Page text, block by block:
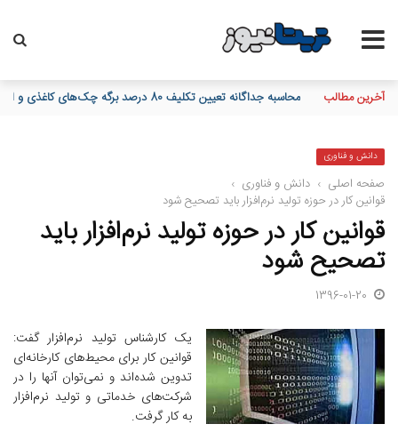
آخرین مطالب محاسبه جداگانه تعیین تکلیف 80 درصد برگه چک‌های کاغذی و الکترونیکی هنگام درخواست دسته چک
دانش و فناوری
صفحه اصلی › دانش و فناوری ›
قوانین کار در حوزه تولید نرم‌افزار باید تصحیح شود
قوانین کار در حوزه تولید نرم‌افزار باید
تصحیح شود
1396-01-20
یک کارشناس تولید نرم‌افزار گفت:
قوانین کار برای محیط‌های کارخانه‌ای
تدوین شده‌اند و نمی‌توان آنها را در
شرکت‌های خدماتی و تولید نرم‌افزار
به کار گرفت.